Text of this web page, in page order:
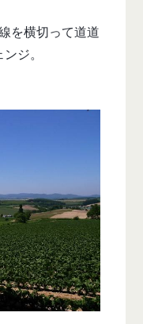
を横切って道道
ジ。